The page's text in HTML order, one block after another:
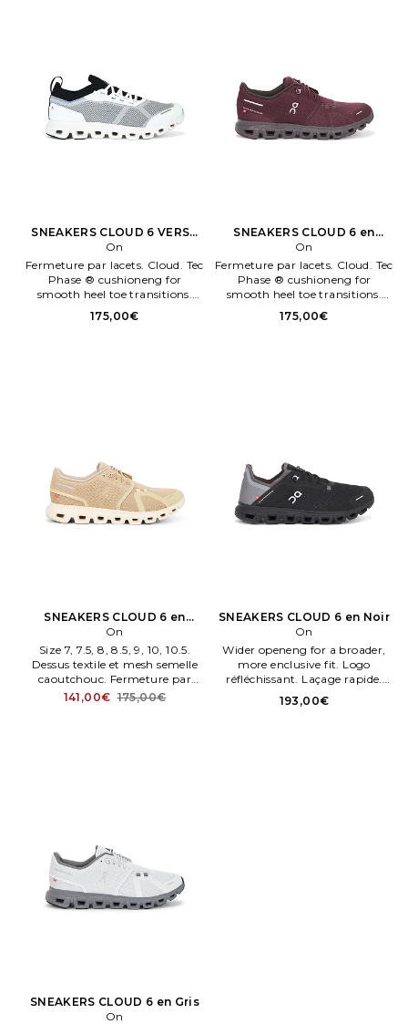
SNEAKERS CLOUD 6 VERSA
en Blanc
On
Fermeture par lacets. Cloud. Tec
Phase ® cushioneng for
smooth heel toe transitions.
Speedboard® conçu pour des
performances et un soutien
175,00€
SNEAKERS CLOUD 6 en
Brique
On
Fermeture par lacets. Cloud. Tec
Phase ® cushioneng for
smooth heel toe transitions.
Speedboard® conçu pour des
performances et un soutien
175,00€
SNEAKERS CLOUD 6 en
Marron
On
Size 7, 7.5, 8, 8.5, 9, 10, 10.5.
Dessus textile et mesh semelle
caoutchouc. Fermeture par
lacets. Cloud. Tec Phase ®
141,00€ 175,00€
SNEAKERS CLOUD 6 en Noir
On
Wider openeng for a broader,
more enclusive fit. Logo
réfléchissant. Laçage rapide.
Zero Gravity Cloud. O. ture
Cloud 6 look, more
193,00€
SNEAKERS CLOUD 6 en Gris
On